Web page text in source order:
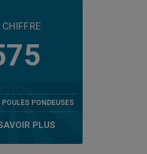
CHIFFRE
POULES PONDEUSES
PLUS